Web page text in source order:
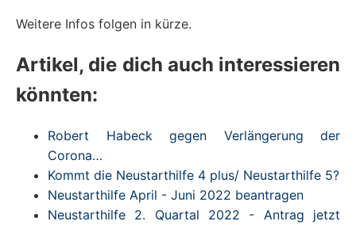
Weitere Infos folgen in kürze.
Artikel, die dich auch interessieren
könnten:
Robert Habeck gegen Verlängerung der
Corona…
Kommt die Neustarthilfe 4 plus/ Neustarthilfe 5?
Neustarthilfe April - Juni 2022 beantragen
Neustarthilfe 2. Quartal 2022 - Antrag jetzt